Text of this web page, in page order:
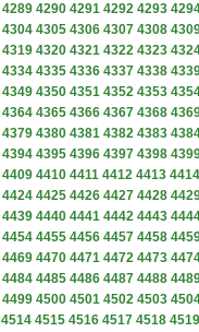
4289 4290 4291 4292 4293
4304 4305 4306 4307 4308
4319 4320 4321 4322 4323
4334 4335 4336 4337 4338
4349 4350 4351 4352 4353
4364 4365 4366 4367 4368
4379 4380 4381 4382 4383
4394 4395 4396 4397 4398
4409 4410 4411 4412 4413 4414
4424 4425 4426 4427 4428
4439 4440 4441 4442 4443
4454 4455 4456 4457 4458
4469 4470 4471 4472 4473
4484 4485 4486 4487 4488
4499 4500 4501 4502 4503
4514 4515 4516 4517 4518 4519